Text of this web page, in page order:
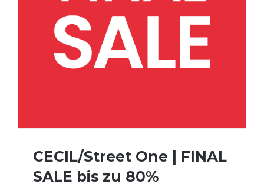
CECIL/Street One | FINAL
SALE bis zu 80%